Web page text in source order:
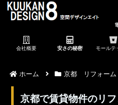
会社概要 安さの秘密 モールテ
ホーム 京都 リフォー
京都で賃貸物件のリ